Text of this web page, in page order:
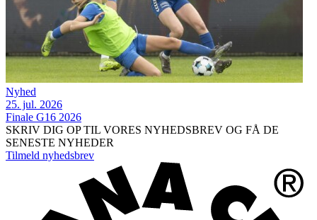
Nyhed
25. jul. 2026
Finale G16 2026
SKRIV DIG OP TIL VORES NYHEDSBREV OG FÅ DE
SENESTE NYHEDER
Tilmeld nyhedsbrev